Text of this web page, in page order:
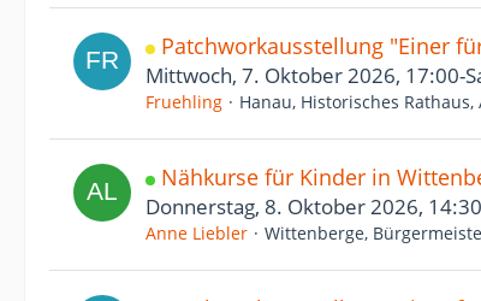
Patchworkausstellung "Einer
Mittwoch, 7. Oktober 2026, 17:00-
Fruehling Hanau, Historisches Rathaus,
Nähkurse für Kinder in
Donnerstag, 8. Oktober 2026,
Anne Liebler Wittenberge,